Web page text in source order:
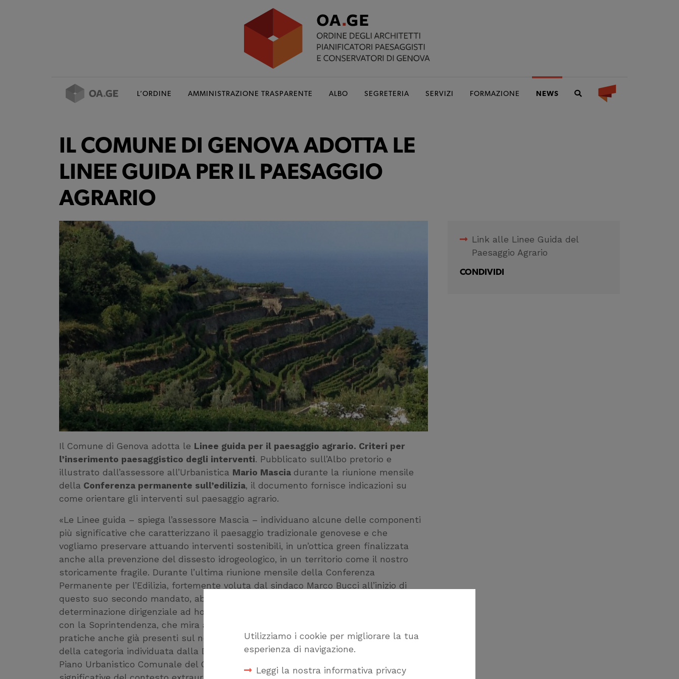
Utilizziamo i cookie per migliorare la tua
esperienza di navigazione.
Leggi la nostra informativa privacy
L’ORDINE AMMINISTRAZIONE TRASPARENTE ALBO SEGRETERIA SERVIZI FORMAZIONE NEWS
IL COMUNE DI GENOVA ADOTTA LE
LINEE GUIDA PER IL PAESAGGIO
AGRARIO
Il Comune di Genova adotta le Linee guida per il paesaggio agrario. Criteri per
l’inserimento paesaggistico degli interventi. Pubblicato sull’Albo pretorio e
illustrato dall’assessore all’Urbanistica Mario Mascia durante la riunione mensile
della Conferenza permanente sull’edilizia, il documento fornisce indicazioni su
come orientare gli interventi sul paesaggio agrario.
«Le Linee guida – spiega l’assessore Mascia – individuano alcune delle componenti
più significative che caratterizzano il paesaggio tradizionale genovese e che
vogliamo preservare attuando interventi sostenibili, in un’ottica green finalizzata
anche alla prevenzione del dissesto idrogeologico, in un territorio come il nostro
storicamente fragile. Durante l’ultima riunione mensile della Conferenza
Permanente per l’Edilizia, fortemente voluta dal sindaco Marco Bucci all’inizio di
questo suo secondo mandato, abbiamo illustrato il documento oggetto di una
determinazione dirigenziale ad hoc e già condiviso sia con la stessa Conferenza che
con la Soprintendenza, che mira alla semplificazione e alla diffusione delle buone
pratiche anche già presenti sul nostro territorio.Si tratta di un approfondimento
della categoria individuata dalla Disciplina paesaggistica di Livello puntuale del
Piano Urbanistico Comunale del Comune di Genova, che ha attribuito a zone
Link alle Linee Guida del
Paesaggio Agrario
CONDIVIDI